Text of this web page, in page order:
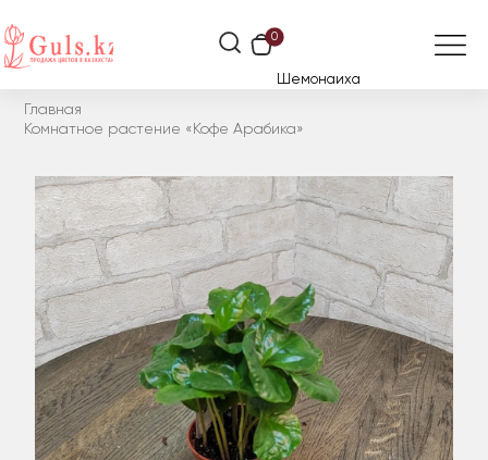
0
Шемонаиха
Главная
Комнатное растение «Кофе Арабика»